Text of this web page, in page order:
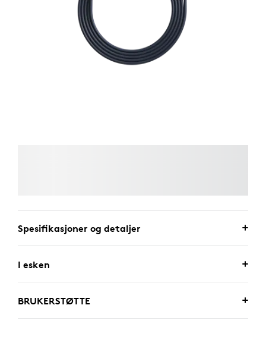
Spesifikasjoner og detaljer
I esken
BRUKERSTØTTE